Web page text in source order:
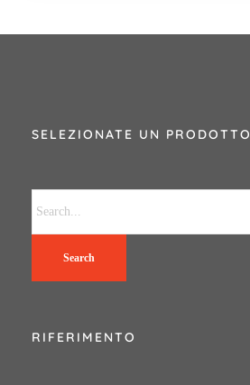
SELEZIONATE UN PRODOTTO
Search
RIFERIMENTO